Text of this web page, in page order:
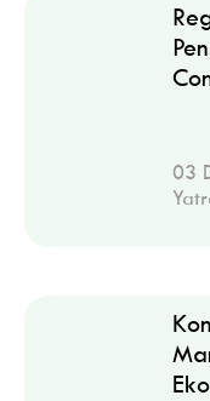
03